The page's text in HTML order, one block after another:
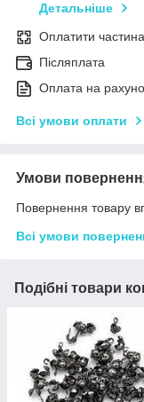
Детальніше
Оплатити
Післяплата
Оплата на
Всі умови оплати
Умови
Повернення товару
Всі умови
Подібні товари